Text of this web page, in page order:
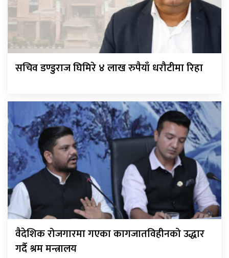
सचिव डण्डुराज घिमिरे ४ लाख रुपैयाँ धरौटीमा रिहा
वैदेशिक रोजगारमा गएका कागजातविहीनको उद्धार
गर्दै श्रम मन्त्रालय